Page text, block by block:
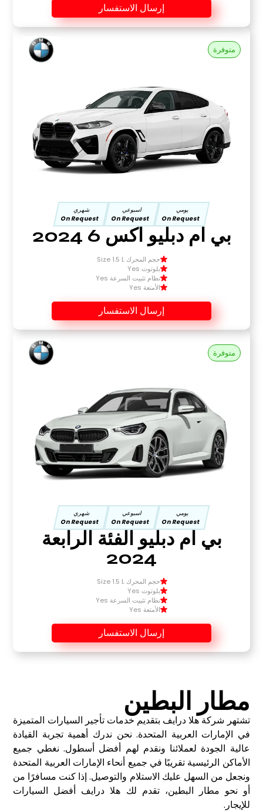
إرسال الاستفسار
متوفرة
يومي
On Request
اسبوعي
On Request
شهري
On Request
بي ام دبليو اكس 6 2024
حجم المحرك Size 1.5 L
بلوتوث Yes
نظام تثبيت السرعة Yes
الأمتعة Yes
إرسال الاستفسار
متوفرة
يومي
On Request
اسبوعي
On Request
شهري
On Request
بي ام دبليو الفئة الرابعة
2024
حجم المحرك Size 1.5 L
بلوتوث Yes
نظام تثبيت السرعة Yes
الأمتعة Yes
إرسال الاستفسار
مطار البطين
تشتهر شركة هلا درايف بتقديم خدمات تأجير السيارات المتميزة
في الإمارات العربية المتحدة. نحن ندرك أهمية تجربة القيادة
عالية الجودة لعملائنا ونقدم لهم أفضل أسطول. نغطي جميع
الأماكن الرئيسية تقريبًا في جميع أنحاء الإمارات العربية المتحدة
ونجعل من السهل عليك الاستلام والتوصيل. إذا كنت مسافرًا من
أو نحو مطار البطين، تقدم لك هلا درايف أفضل السيارات
للإيجار .